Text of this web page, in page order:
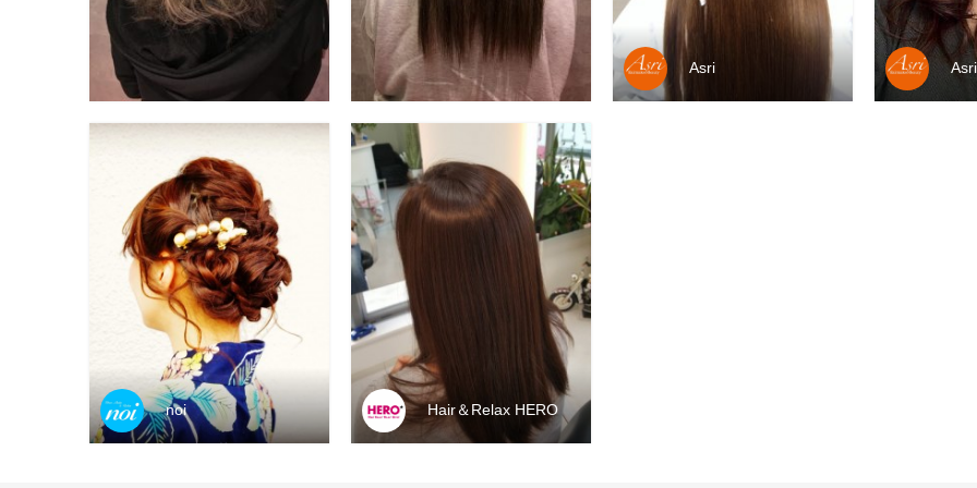
Asri Asri
noi Hair＆Relax HERO